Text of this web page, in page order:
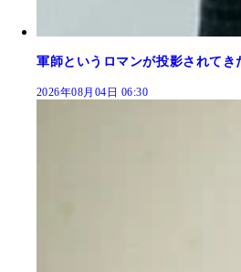
軍師というロマンが投影されてき
2026年08月04日 06:30